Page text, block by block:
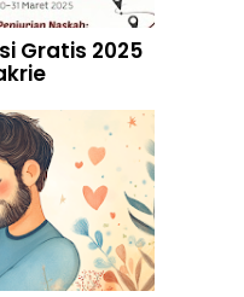
Gratis 2025